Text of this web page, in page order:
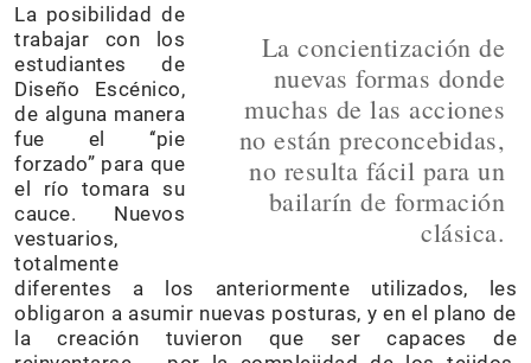
La concientización de
nuevas formas donde
muchas de las acciones
no están preconcebidas,
no resulta fácil para un
bailarín de formación
clásica.
La posibilidad de
trabajar con los
estudiantes de
Diseño Escénico,
de alguna manera
fue el ‘‘pie
forzado” para que
el río tomara su
cauce. Nuevos
vestuarios,
totalmente
diferentes a los anteriormente utilizados, les
obligaron a asumir nuevas posturas, y en el plano de
la creación tuvieron que ser capaces de